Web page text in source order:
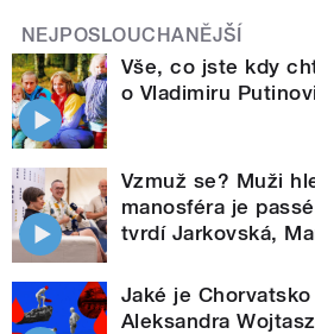
NEJPOSLOUCHANĚJŠÍ
Vše, co jste kdy
o Vladimiru
Vzmuž se? Muži
manosféra je
tvrdí Jarkovská,
Jaké je
Aleksandra